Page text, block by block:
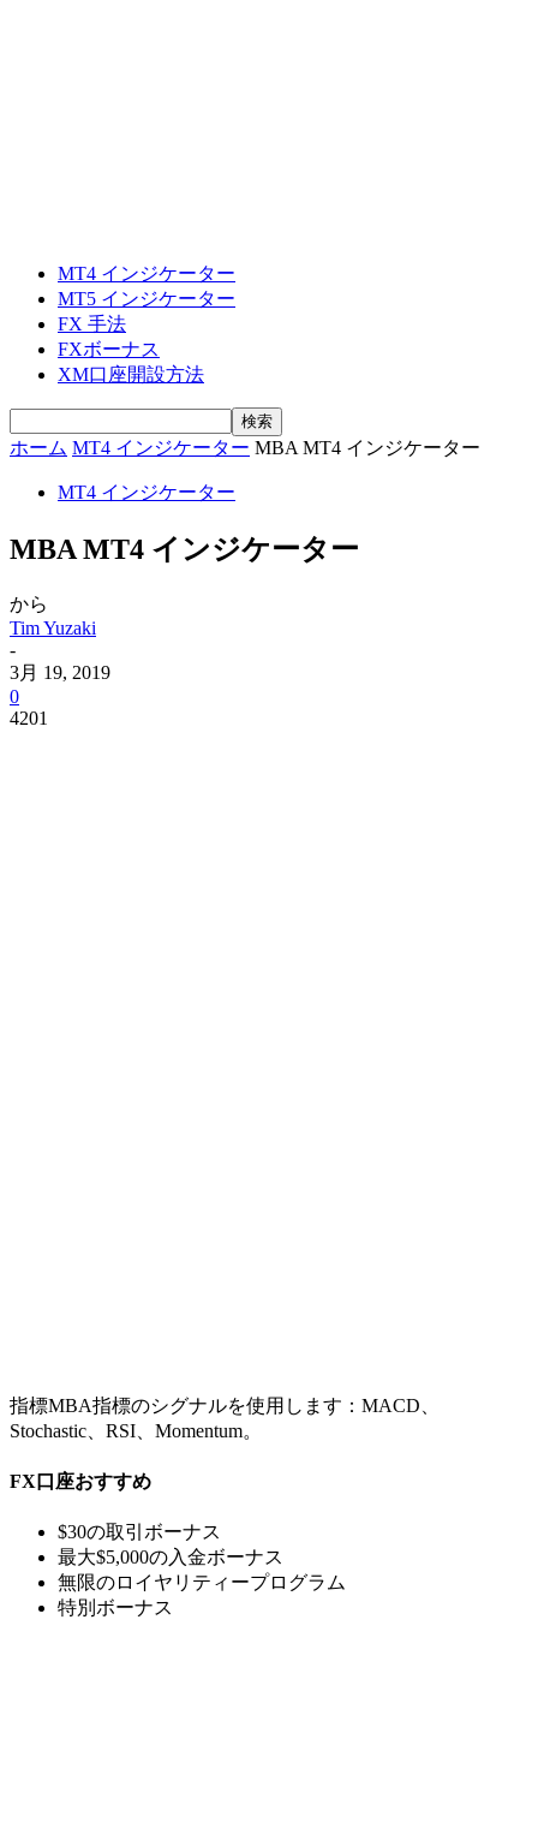
MT4 インジケーター
MT5 インジケーター
FX 手法
FXボーナス
XM口座開設方法
ホーム MT4 インジケーター MBA MT4 インジケーター
MT4 インジケーター
MBA MT4 インジケーター
から
Tim Yuzaki
-
3月 19, 2019
0
4201
指標MBA指標のシグナルを使用します：MACD、
Stochastic、RSI、Momentum。
FX 口座おすすめ
$30の取引ボーナス
最大$5,000の入金ボーナス
無限のロイヤリティープログラム
特別ボーナス